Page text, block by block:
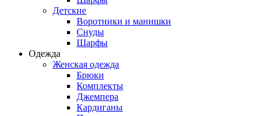
Детские
Воротники и манишки
Снуды
Шарфы
Одежда
Женская одежда
Брюки
Комплекты
Джемпера
Кардиганы